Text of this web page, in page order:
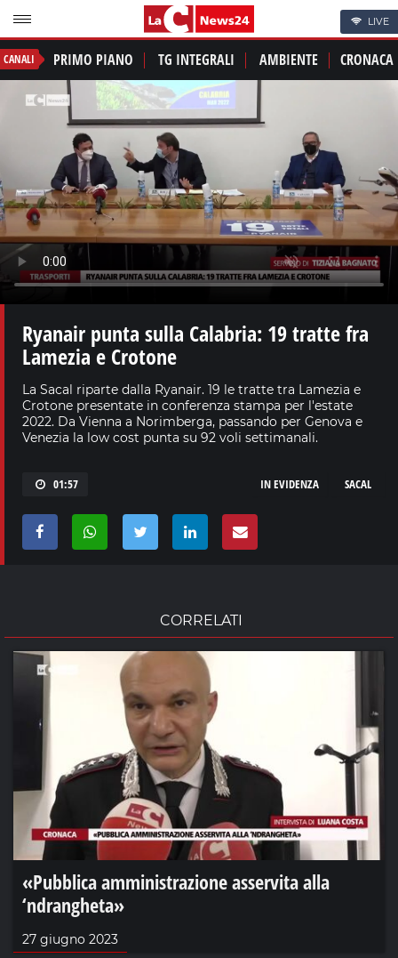
LIVE
CANALI PRIMO PIANO TG INTEGRALI AMBIENTE CRONACA
Ryanair punta sulla Calabria: 19 tratte fra
Lamezia e Crotone
La Sacal riparte dalla Ryanair. 19 le tratte tra Lamezia e
Crotone presentate in conferenza stampa per l'estate
2022. Da Vienna a Norimberga, passando per Genova e
Venezia la low cost punta su 92 voli settimanali.
01:57 SACAL
IN EVIDENZA
CORRELATI
«Pubblica amministrazione asservita alla
‘ndrangheta»
27 giugno 2023